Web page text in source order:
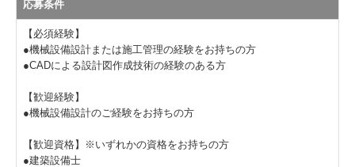
応募条件
【必須経験】
●機械設備設計または施工管理の経験をお持ちの方
●CADによる設計図作成技術の経験のある方
【歓迎経験】
●機械設備設計のご経験をお持ちの方
【歓迎資格】※いずれかの資格をお持ちの方
●建築設備士